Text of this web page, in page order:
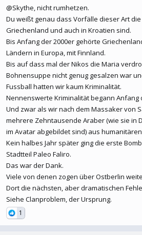
@Skythe, nicht rumhetzen.
Du weißt genau dass Vorfälle dieser Art
Griechenland und auch in Kroatien sind.
Bis Anfang der 2000er gehörte
Ländern in Europa, mit Finnland.
Bis auf dass mal der Nikos die Maria
Bohnensuppe nicht genug gesalzen war
Fussball hatten wir kaum Kriminalität.
Nennenswerte Kriminalität begann Anfang
Und zwar als wir nach dem Massaker von
mehrere Zehntausende Araber (wie sie in
im Avatar abgebildet sind) aus
Kein halbes Jahr später ging die erste
Stadtteil Paleo Faliro.
Das war der Dank.
Viele von denen zogen über Ostberlin
Dort die nächsten, aber dramatischen
Siehe Clanproblem, der Ursprung.
1